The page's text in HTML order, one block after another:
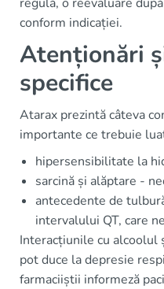
conform indicației.
Atenționări
specifice
Atarax prezintă câteva
importante ce trebuie
hipersensibilitate la
sarcină și alăptare -
antecedente de
intervalului QT, care
Interacțiunile cu alcoolul
pot duce la depresie
farmaciiștii informeză